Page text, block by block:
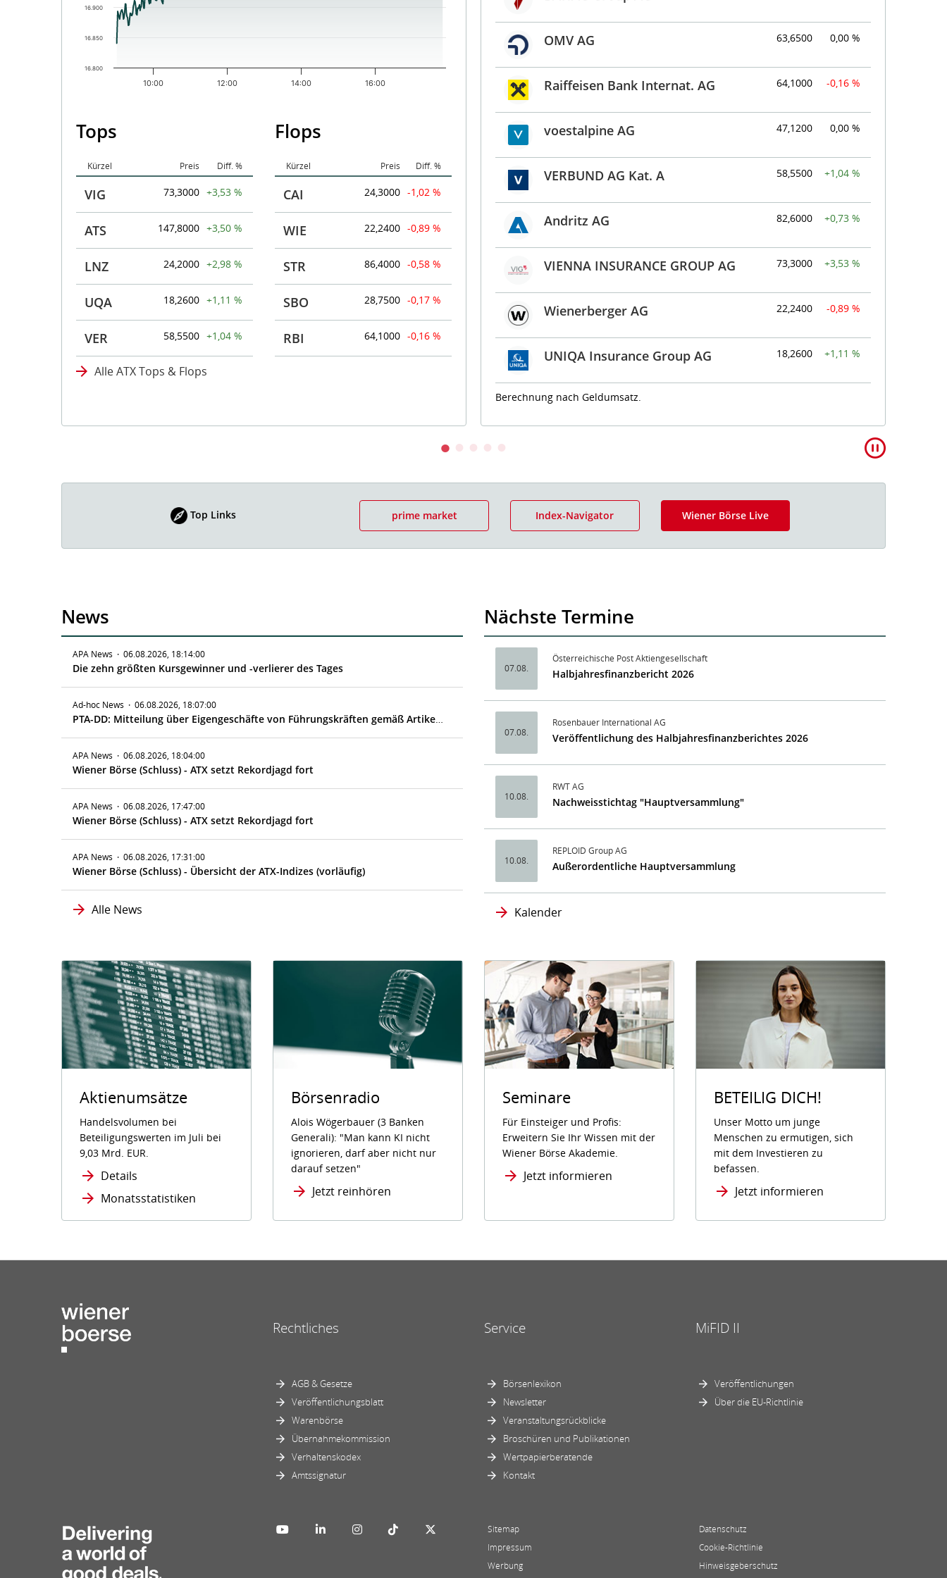
10:00 12:00 14:00 16:00
16.800
16.850
16.900
Tops
Kürzel Preis Diff. %
VIG 73,3000 +3,53 %
ATS 147,8000 +3,50 %
LNZ 24,2000 +2,98 %
UQA 18,2600 +1,11 %
VER 58,5500 +1,04 %
Alle ATX Tops & Flops
Flops
Kürzel Preis Diff. %
CAI 24,3000 -1,02 %
WIE 22,2400 -0,89 %
STR 86,4000 -0,58 %
SBO 28,7500 -0,17 %
RBI 64,1000 -0,16 %
OMV AG 63,6500 0,00 %
Raiffeisen Bank Internat. AG 64,1000 -0,16 %
voestalpine AG 47,1200 0,00 %
VERBUND AG Kat. A 58,5500 +1,04 %
Andritz AG 82,6000 +0,73 %
VIENNA INSURANCE GROUP AG 73,3000 +3,53 %
Wienerberger AG 22,2400 -0,89 %
UNIQA Insurance Group AG 18,2600 +1,11 %
Berechnung nach Geldumsatz.
Top Links prime market Index-Navigator Wiener Börse Live
News
APA News · 06.08.2026, 18:14:00
Die zehn größten Kursgewinner und -verlierer des Tages
Ad-hoc News · 06.08.2026, 18:07:00
PTA-DD: Mitteilung über Eigengeschäfte von Führungskräften gemäß Artikel 19 MAR
APA News · 06.08.2026, 18:04:00
Wiener Börse (Schluss) - ATX setzt Rekordjagd fort
APA News · 06.08.2026, 17:47:00
Wiener Börse (Schluss) - ATX setzt Rekordjagd fort
APA News · 06.08.2026, 17:31:00
Wiener Börse (Schluss) - Übersicht der ATX-Indizes (vorläufig)
Alle News
Nächste Termine
07.08.
Österreichische Post Aktiengesellschaft
Halbjahresfinanzbericht 2026
07.08.
Rosenbauer International AG
Veröffentlichung des Halbjahresfinanzberichtes 2026
10.08.
RWT AG
Nachweisstichtag "Hauptversammlung"
10.08.
REPLOID Group AG
Außerordentliche Hauptversammlung
Kalender
Aktienumsätze
Handelsvolumen bei
Beteiligungswerten im Juli bei
9,03 Mrd. EUR.
Details
Monatsstatistiken
Börsenradio
Alois Wögerbauer (3 Banken
Generali): "Man kann KI nicht
ignorieren, darf aber nicht nur
darauf setzen"
Jetzt reinhören
Seminare
Für Einsteiger und Profis:
Erweitern Sie Ihr Wissen mit der
Wiener Börse Akademie.
Jetzt informieren
BETEILIG DICH!
Unser Motto um junge
Menschen zu ermutigen, sich
mit dem Investieren zu
befassen.
Jetzt informieren
Rechtliches
AGB & Gesetze
Veröffentlichungsblatt
Warenbörse
Übernahmekommission
Verhaltenskodex
Amtssignatur
Service
Börsenlexikon
Newsletter
Veranstaltungsrückblicke
Broschüren und Publikationen
Wertpapierberatende
Kontakt
MiFID II
Veröffentlichungen
Über die EU-Richtlinie
Sitemap
Impressum
Werbung
Datenschutz
Cookie-Richtlinie
Hinweisgeberschutz